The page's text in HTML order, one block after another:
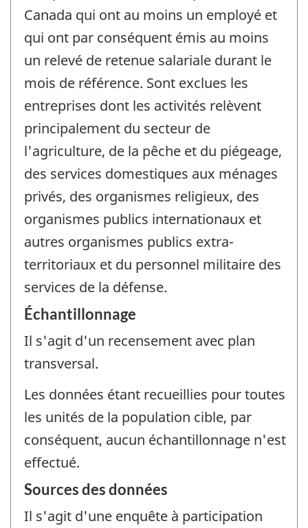
Canada qui ont au moins un employé et
qui ont par conséquent émis au moins
un relevé de retenue salariale durant le
mois de référence. Sont exclues les
entreprises dont les activités relèvent
principalement du secteur de
l'agriculture, de la pêche et du piégeage,
des services domestiques aux ménages
privés, des organismes religieux, des
organismes publics internationaux et
autres organismes publics extra-
territoriaux et du personnel militaire des
services de la défense.
Échantillonnage
Il s'agit d'un recensement avec plan
transversal.
Les données étant recueillies pour toutes
les unités de la population cible, par
conséquent, aucun échantillonnage n'est
effectué.
Sources des données
Il s'agit d'une enquête à participation